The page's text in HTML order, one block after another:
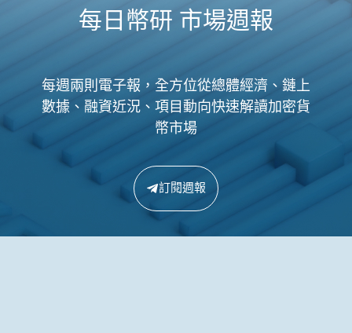
每日幣研 市場週報
每週兩則電子報，全方位從總體經濟、鏈上
數據、融資近況、項目動向快速解讀加密貨
幣市場
訂閱週報